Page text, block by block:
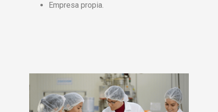
Empresa propia.